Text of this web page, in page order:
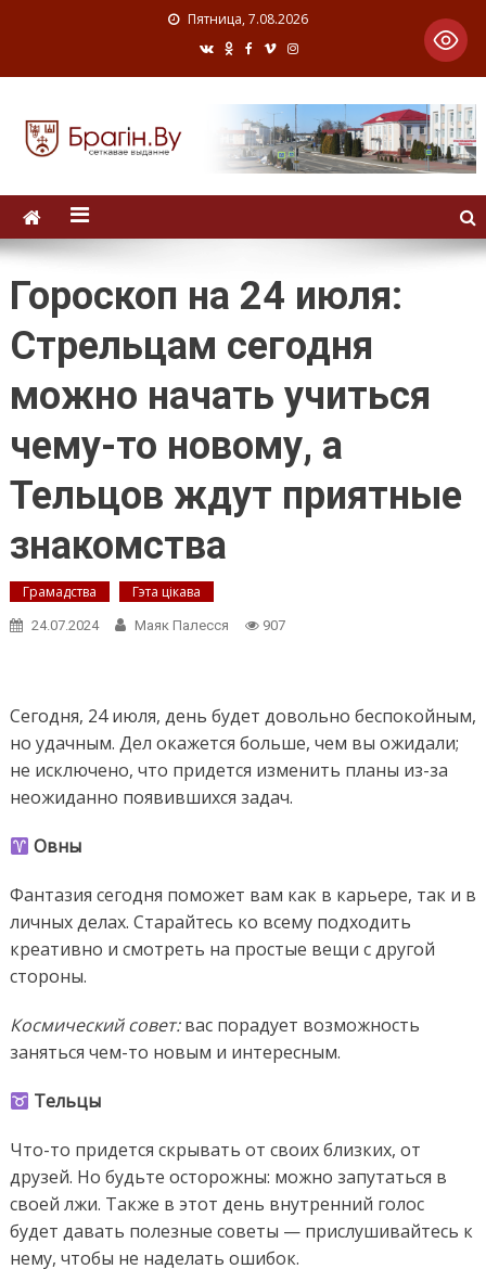
Пятница, 7.08.2026
Гороскоп на 24 июля:
Стрельцам сегодня
можно начать учиться
чему-то новому, а
Тельцов ждут приятные
знакомства
Грамадства Гэта цікава
24.07.2024 Маяк Палесся 907
Сегодня, 24 июля, день будет довольно беспокойным,
но удачным. Дел окажется больше, чем вы ожидали;
не исключено, что придется изменить планы из-за
неожиданно появившихся задач.
Овны
Фантазия сегодня поможет вам как в карьере, так и в
личных делах. Старайтесь ко всему подходить
креативно и смотреть на простые вещи с другой
стороны.
Космический совет:вас порадует возможность
заняться чем-то новым и интересным.
Тельцы
Что-то придется скрывать от своих близких, от
друзей. Но будьте осторожны: можно запутаться в
своей лжи. Также в этот день внутренний голос
будет давать полезные советы — прислушивайтесь к
нему, чтобы не наделать ошибок.